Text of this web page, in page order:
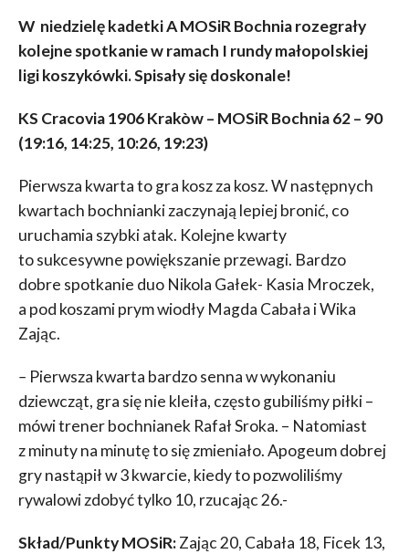
W niedzielę kadetki A MOSiR Bochnia rozegrały
kolejne spotkanie w ramach I rundy małopolskiej
ligi koszykówki. Spisały się doskonale!
KS Cracovia 1906 Krakòw – MOSiR Bochnia 62 – 90
(19:16, 14:25, 10:26, 19:23)
Pierwsza kwarta to gra kosz za kosz. W następnych
kwartach bochnianki zaczynają lepiej bronić, co
uruchamia szybki atak. Kolejne kwarty
to sukcesywne powiększanie przewagi. Bardzo
dobre spotkanie duo Nikola Gałek- Kasia Mroczek,
a pod koszami prym wiodły Magda Cabała i Wika
Zając.
– Pierwsza kwarta bardzo senna w wykonaniu
dziewcząt, gra się nie kleiła, często gubiliśmy piłki –
mówi trener bochnianek Rafał Sroka. – Natomiast
z minuty na minutę to się zmieniało. Apogeum dobrej
gry nastąpił w 3 kwarcie, kiedy to pozwoliliśmy
rywalowi zdobyć tylko 10, rzucając 26.-
Skład/Punkty MOSiR:Zając 20, Cabała 18, Ficek 13,